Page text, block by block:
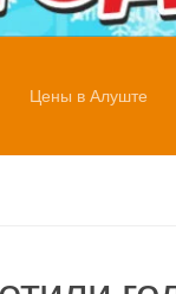
Цены в Алуште